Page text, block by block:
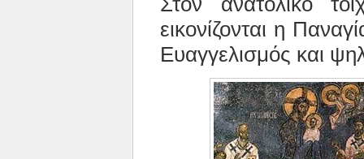
εικονίζονται η
Ευαγγελισμός και